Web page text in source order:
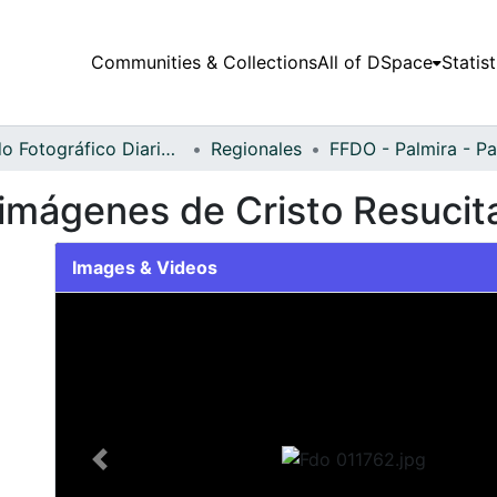
Communities & CollectionsAll of DSpace
Fondo Fotográfico Diario Occidente Regionales
de Cristo
Images & Videos
Previous